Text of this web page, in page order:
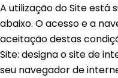
A utilização do Site está
abaixo. O acesso e a
aceitação destas
Site: designa o site de
seu navegador de